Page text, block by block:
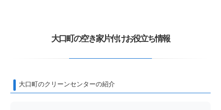
大口町の空き家片付けお役立ち情報
大口町のクリーンセンターの紹介